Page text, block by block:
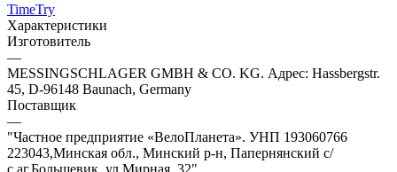
TimeTry
Характеристики
Изготовитель
—
MESSINGSCHLAGER GMBH & CO. KG. Адрес: Hassbergstr.
45, D-96148 Baunach, Germany
Поставщик
—
"Частное предприятие «ВелоПланета». УНП 193060766
223043,Минская обл., Минский р-н, Папернянский с/
с,аг.Большевик, ул.Мирная, 32"